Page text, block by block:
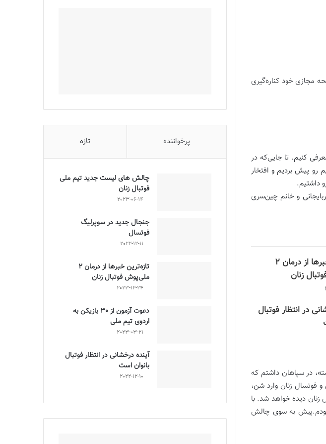
مجازی خود کناره‌گیری
کنیم. تا جایی‌که در
رو پیش بردیم و افتخار
و خانم چین‌سری
تازه‌ترین خبرها از درمان ۲
زنان
در انتظار فوتبال
در سپاهان داشتم که
فوتسال زنان وارد شن،
دیده خواهد شد. با
بودم.پیش به سوی چالش
پرخواننده تازه
چالش هاى ليست جدید تيم ملى
فوتبال زنان
2023-06-14
جنجال جدید در سوپرلیگ
فوتسال
2022-12-11
تازه‌ترین خبرها از درمان ۲
ملی‌پوش فوتبال زنان
2023-12-24
دعوت آزمون از 30 بازیکن به
اردوی تیم ملی
2023-03-21
آینده درخشانی در انتظار فوتبال
بانوان است
2022-12-10